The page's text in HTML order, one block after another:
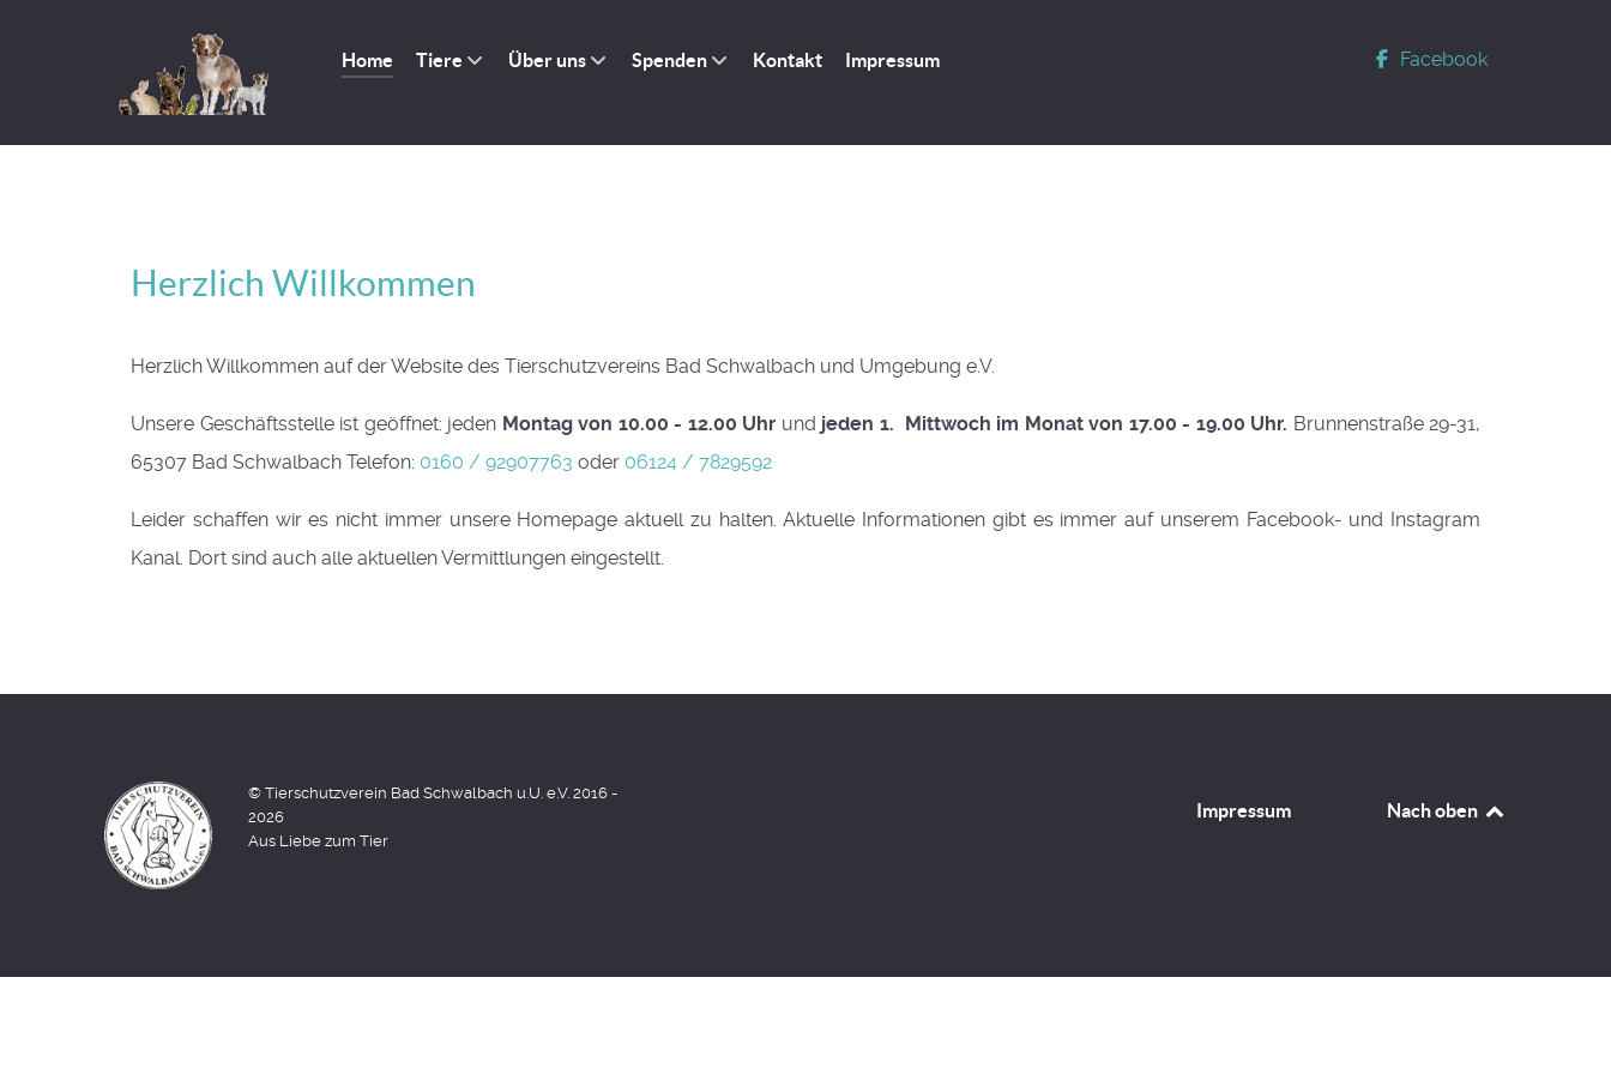
Home Tiere Über uns Spenden Kontakt Impressum Facebook
Herzlich Willkommen
Herzlich Willkommen auf der Website des Tierschutzvereins Bad Schwalbach und Umgebung e.V.
Unsere Geschäftsstelle ist geöffnet: jeden Montag von 10.00 - 12.00 Uhr und jeden 1. Mittwoch im Monat von 17.00 - 19.00 Uhr. Brunnenstraße 29-31,
65307 Bad Schwalbach Telefon: 0160 / 92907763 oder 06124 / 7829592
Leider schaffen wir es nicht immer unsere Homepage aktuell zu halten. Aktuelle Informationen gibt es immer auf unserem Facebook- und Instagram
Kanal. Dort sind auch alle aktuellen Vermittlungen eingestellt.
© Tierschutzverein Bad Schwalbach u.U. e.V. 2016 -
2026
Aus Liebe zum Tier
Impressum Nach oben